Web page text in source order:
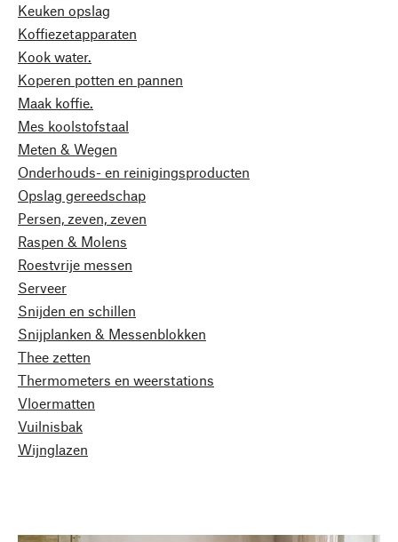
Keuken opslag
Koffiezetapparaten
Kook water.
Koperen potten en pannen
Maak koffie.
Mes koolstofstaal
Meten & Wegen
Onderhouds- en reinigingsproducten
Opslag gereedschap
Persen, zeven, zeven
Raspen & Molens
Roestvrije messen
Serveer
Snijden en schillen
Snijplanken & Messenblokken
Thee zetten
Thermometers en weerstations
Vloermatten
Vuilnisbak
Wijnglazen